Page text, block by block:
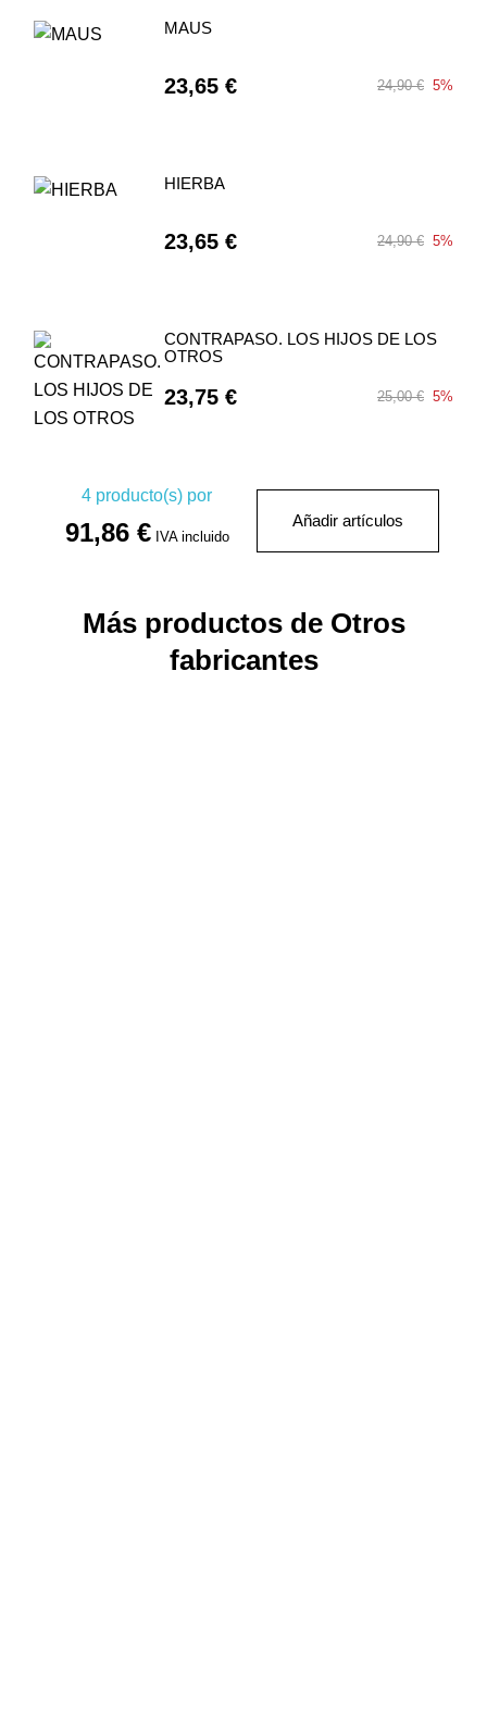
MAUS
23,65 € 24,90 € 5%
HIERBA
23,65 € 24,90 € 5%
CONTRAPASO. LOS HIJOS DE LOS
OTROS
23,75 € 25,00 € 5%
4 producto(s) por
91,86 € IVA incluido
Añadir artículos
Más productos de Otros
fabricantes